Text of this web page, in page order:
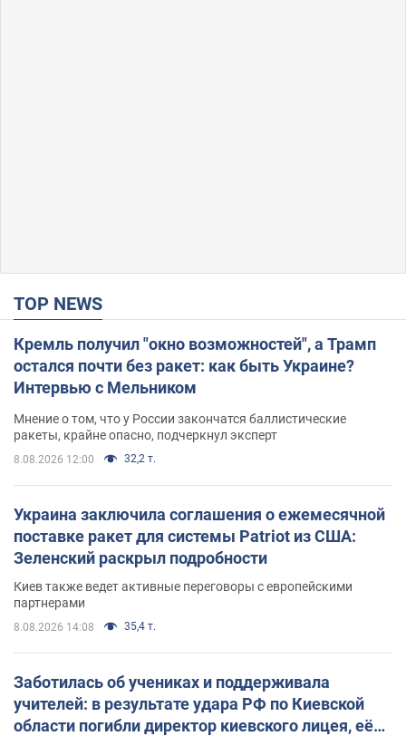
TOP NEWS
Кремль получил "окно возможностей", а Трамп
остался почти без ракет: как быть Украине?
Интервью с Мельником
Мнение о том, что у России закончатся баллистические
ракеты, крайне опасно, подчеркнул эксперт
8.08.2026 12:00 32,2 т.
Украина заключила соглашения о ежемесячной
поставке ракет для системы Patriot из США:
Зеленский раскрыл подробности
Киев также ведет активные переговоры с европейскими
партнерами
8.08.2026 14:08 35,4 т.
Заботилась об учениках и поддерживала
учителей: в результате удара РФ по Киевской
области погибли директор киевского лицея, её